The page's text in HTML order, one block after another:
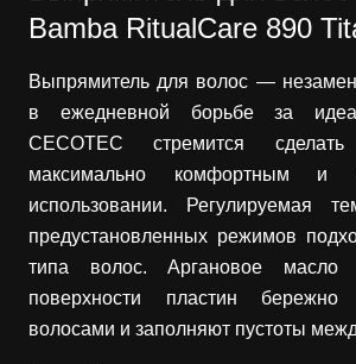
Bamba RitualCare 890
Выпрямитель для волос —
в ежедневной борьбе за
CECOTEC стремится
максимально комфортным и
использовании. Регулируемая
предустановленных режимов
типа волос. Аргановое
поверхности пластин
волосами и заполняют пустоты